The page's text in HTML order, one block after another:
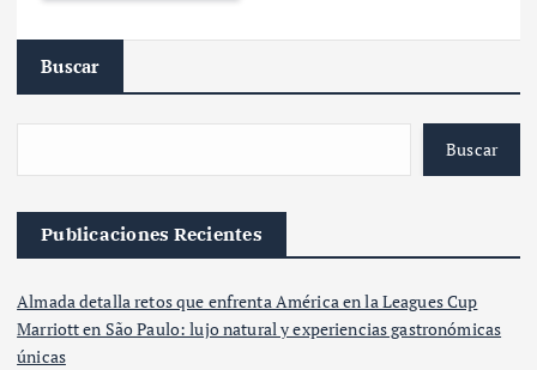
Buscar
Buscar
Publicaciones Recientes
Almada detalla retos que enfrenta América en la Leagues Cup
Marriott en São Paulo: lujo natural y experiencias gastronómicas
únicas